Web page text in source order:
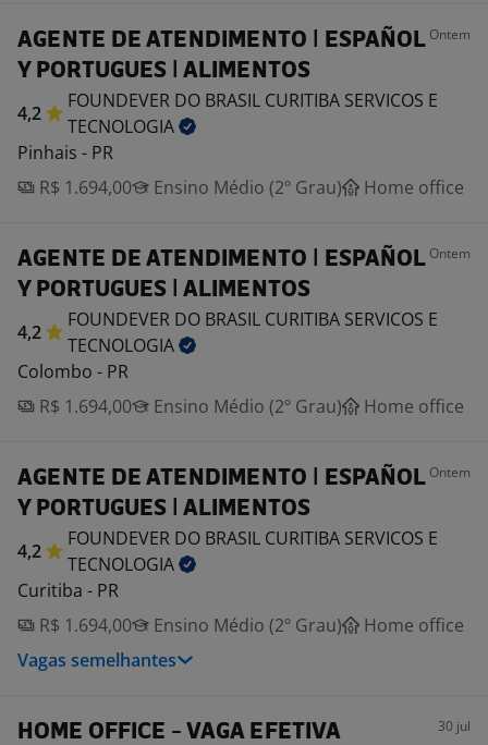
AGENTE DE ATENDIMENTO | ESPAÑOL
Y PORTUGUES | ALIMENTOS
Ontem
4,2
FOUNDEVER DO BRASIL CURITIBA SERVICOS E
TECNOLOGIA
Pinhais - PR
R$ 1.694,00
Ensino Médio (2º Grau) Home office
AGENTE DE ATENDIMENTO | ESPAÑOL
Y PORTUGUES | ALIMENTOS
Ontem
4,2
FOUNDEVER DO BRASIL CURITIBA SERVICOS E
TECNOLOGIA
Colombo - PR
R$ 1.694,00
Ensino Médio (2º Grau) Home office
AGENTE DE ATENDIMENTO | ESPAÑOL
Y PORTUGUES | ALIMENTOS
Ontem
4,2
FOUNDEVER DO BRASIL CURITIBA SERVICOS E
TECNOLOGIA
Curitiba - PR
R$ 1.694,00
Ensino Médio (2º Grau)
Home office
Vagas semelhantes
HOME OFFICE - VAGA EFETIVA
30 jul